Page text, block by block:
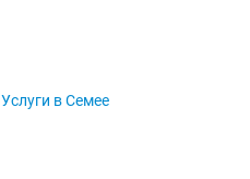
Услуги в Семее